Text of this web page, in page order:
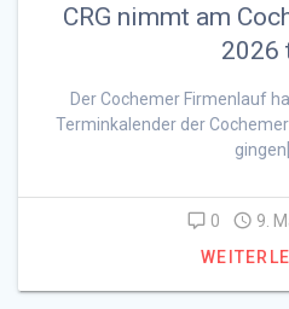
CRG nimmt am
2026
Der Cochemer Firmenlauf
Terminkalender der
0
9.